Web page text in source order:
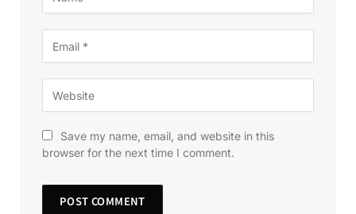
Save my name, email, and website in this
browser for the next time I comment.